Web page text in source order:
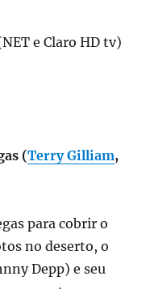
e Claro HD tv)
(Terry Gilliam,
para cobrir o
no deserto, o
Depp) e seu